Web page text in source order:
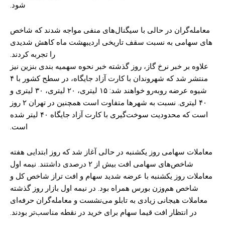
شود.
معامله‌گران در حالی با سیگنال‌های منفی مواجه‌ شدند که شاخص
های سهامی به نسبت سقف تاریخی اردیبهشت ماه کاهش شدیدی
را تجربه کردند.
علاوه بر خبر نرخ گاز، روز گذشته خبر نحوه سهمیه بندی بنزین نیز
منتشر شد که شهروندان با کارت آزاد جایگاه، در سطح کشور با ۴
شیوه عرضه روبه‌رو خواهند شد: ۱۵ لیتری، ۲۰ لیتری، ۳۰ لیتری و
۴۰ لیتری. نسبت به شهرها متفاوت است همچنین در تهران ۲ روز
است که محدودیت سوخت‌گیری با کارت آزاد جایگاه ۴۰ لیتر شده
است.
معاملات سهامی روز یکشنبه در حالی آغاز شد که روز ابتدایی هفته
شاخص‌های سهامی افت بیش از ۲ درصدی داشتند. نیمه اول
معاملات روز یکشنبه با عرضه شدید سهام و افت تراز شاخص کل و
شاخص هم‌وزن بورس همراه بود. در نیمه اول بازار روز گذشته
معاملات هیجانی زیادی به تابلو می‌نشست و معامله‌گران حرفه‌ای
در انتظار افت قیما سهام برای خرید در نقطه مناسب‌تر بودند.